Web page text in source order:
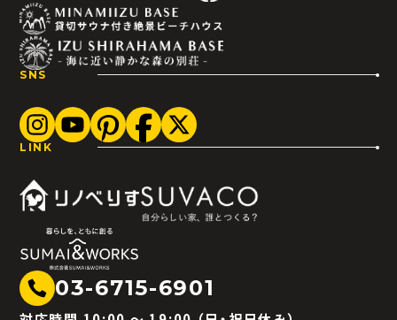
SNS
LINK
03-6715-6901